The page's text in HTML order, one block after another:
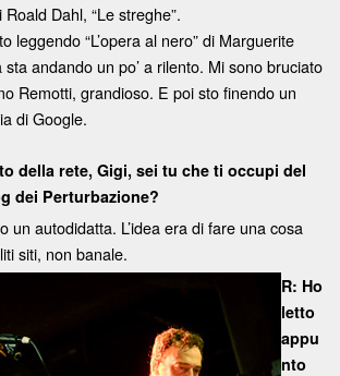
Dahl, “Le streghe”.
leggendo “L’opera al nero” di Marguerite
andando un po’ a rilento. Mi sono bruciato
Remotti, grandioso. E poi sto finendo un
di Google.
della rete, Gigi, sei tu che ti occupi del
dei Perturbazione?
un autodidatta. L’idea era di fare una cosa
siti, non banale.
R: Ho
letto
appu
nto